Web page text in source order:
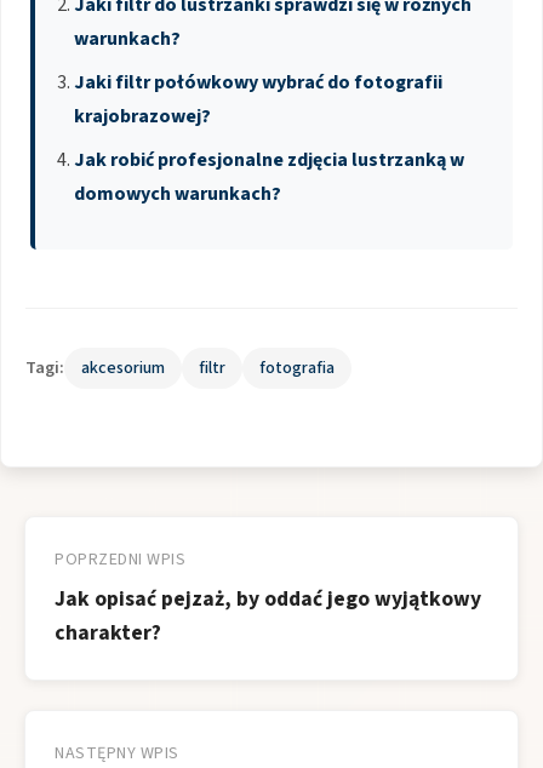
warunkach?
Jaki filtr połówkowy wybrać do fotografii
krajobrazowej?
Jak robić profesjonalne zdjęcia lustrzanką w
domowych warunkach?
Tagi: akcesorium filtr fotografia
wpisu
POPRZEDNI WPIS
Jak opisać pejzaż, by oddać jego wyjątkowy
charakter?
NASTĘPNY WPIS